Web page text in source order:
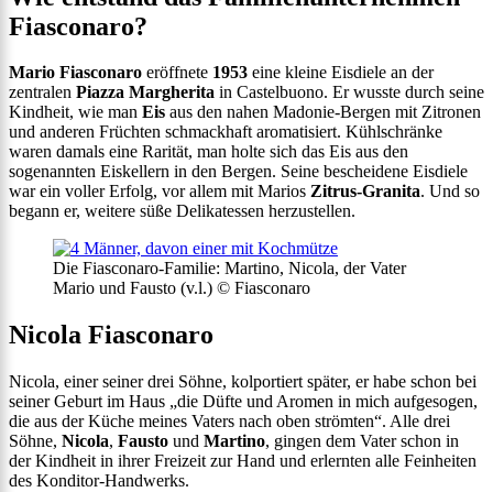
Fiasconaro?
Mario Fiasconaro eröffnete 1953 eine kleine Eisdiele an der
zentralen Piazza Margherita in Castelbuono. Er wusste durch seine
Kindheit, wie man Eis aus den nahen Madonie-Bergen mit Zitronen
und anderen Früchten schmackhaft aromatisiert. Kühlschränke
waren damals eine Rarität, man holte sich das Eis aus den
sogenannten Eiskellern in den Bergen. Seine bescheidene Eisdiele
war ein voller Erfolg, vor allem mit Marios Zitrus-Granita. Und so
begann er, weitere süße Delikatessen herzustellen.
Die Fiasconaro-Familie: Martino, Nicola, der Vater
Mario und Fausto (v.l.) © Fiasconaro
Nicola Fiasconaro
Nicola, einer seiner drei Söhne, kolportiert später, er habe schon bei
seiner Geburt im Haus „die Düfte und Aromen in mich aufgesogen,
die aus der Küche meines Vaters nach oben strömten“. Alle drei
Söhne, Nicola, Fausto und Martino, gingen dem Vater schon in
der Kindheit in ihrer Freizeit zur Hand und erlernten alle Feinheiten
des Konditor-Handwerks.